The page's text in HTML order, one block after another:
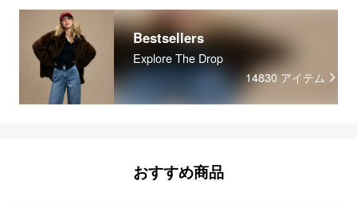
Bestsellers
Explore The Drop
14830 アイテム
おすすめ商品